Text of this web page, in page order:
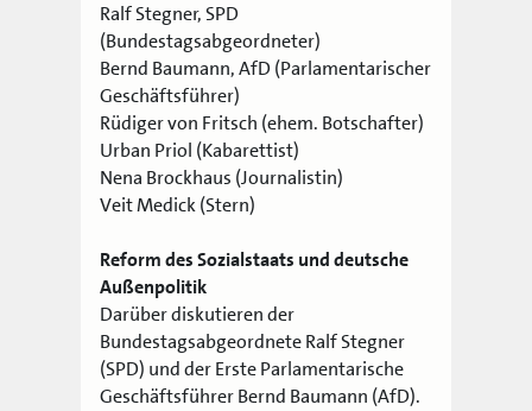
Ralf Stegner, SPD
(Bundestagsabgeordneter)
Bernd Baumann, AfD (Parlamentarischer
Geschäftsführer)
Rüdiger von Fritsch (ehem. Botschafter)
Urban Priol (Kabarettist)
Nena Brockhaus (Journalistin)
Veit Medick (Stern)
Reform des Sozialstaats und deutsche
Außenpolitik
Darüber diskutieren der
Bundestagsabgeordnete Ralf Stegner
(SPD) und der Erste Parlamentarische
Geschäftsführer Bernd Baumann (AfD).